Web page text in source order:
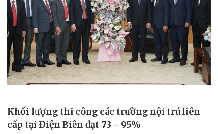
Khối lượng thi công các trường nội trú liên
cấp tại Điện Biên đạt 73 - 95%